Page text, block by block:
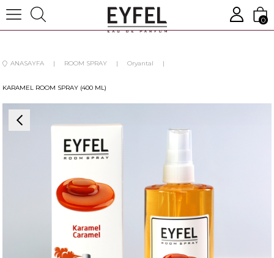
0
ANASAYFA ROOM SPRAY Oryantal
KARAMEL ROOM SPRAY (400 ML)